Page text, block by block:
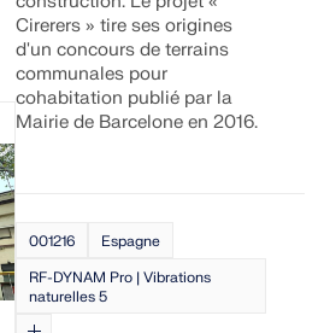
Cirerers » tire ses origines
d'un concours de terrains
communales pour
cohabitation publié par la
Mairie de Barcelone en 2016.
001216
Espagne
RF-DYNAM Pro | Vibrations
naturelles 5